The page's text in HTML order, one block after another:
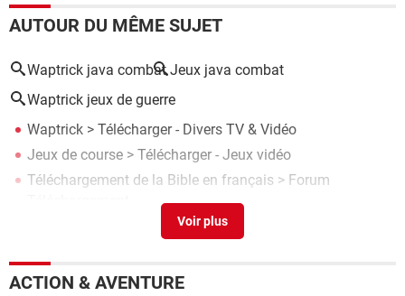
AUTOUR DU MÊME SUJET
Waptrick java combat Jeux java combat
Waptrick jeux de guerre
Waptrick > Télécharger - Divers TV & Vidéo
Jeux de course > Télécharger - Jeux vidéo
Téléchargement de la Bible en français > Forum
Play Real Football 2015 Game> Télécharger - Jeux vidéo
ACTION & AVENTURE